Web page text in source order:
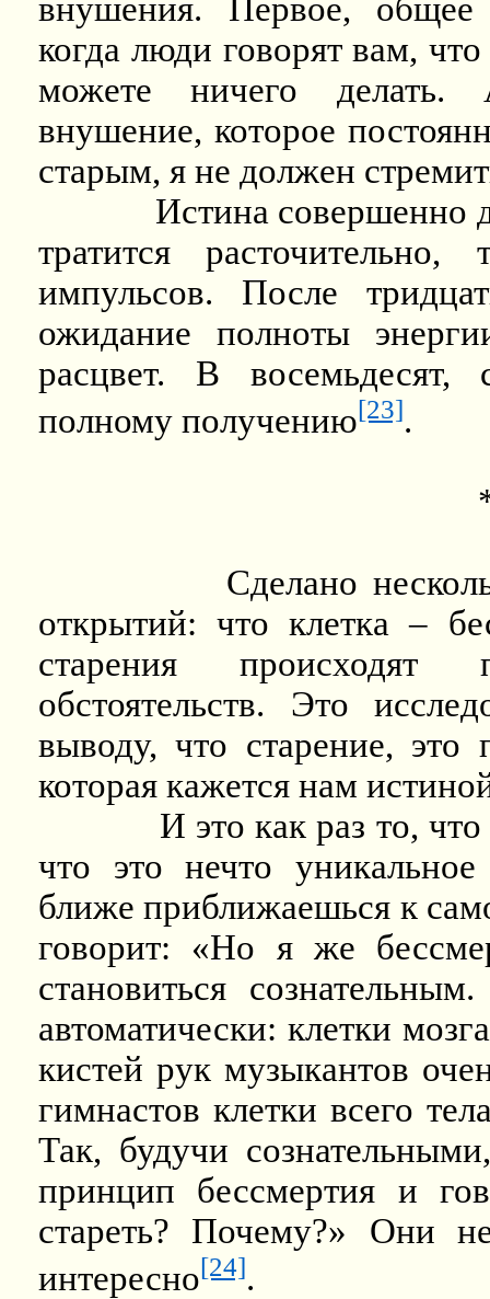
внушения. Первое, общее
когда люди говорят вам,
можете ничего делать.
внушение, которое
старым, я не должен
Истина совершенно
тратится
импульсов. После
ожидание полноты
расцвет. В восемьдесят,
полному получению[23].
Сделано
открытий: что клетка –
старения
обстоятельств. Это
выводу, что старение,
которая кажется нам
И это как раз то,
что это нечто
ближе приближаешься к
говорит: «Но я же
становиться
автоматически: клетки
кистей рук музыкантов
гимнастов клетки всего
Так, будучи
принцип бессмертия и
стареть? Почему?» Они
интересно[24].